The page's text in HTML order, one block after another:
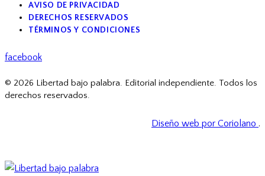
AVISO DE PRIVACIDAD
DERECHOS RESERVADOS
TÉRMINOS Y CONDICIONES
facebook
© 2026 Libertad bajo palabra. Editorial independiente. Todos los
derechos reservados.
Diseño web por Coriolano .